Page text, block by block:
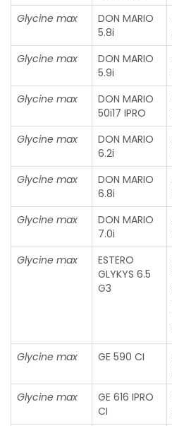
Glycine max
DON MARIO
5.8i
Glycine max
DON MARIO
5.9i
Glycine max
DON MARIO
50i17 IPRO
Glycine max
DON MARIO
6.2i
Glycine max
DON MARIO
6.8i
Glycine max
DON MARIO
7.0i
Glycine max
ESTERO
GLYKYS 6.5
G3
Glycine max GE 590 CI
Glycine max
GE 616 IPRO
CI